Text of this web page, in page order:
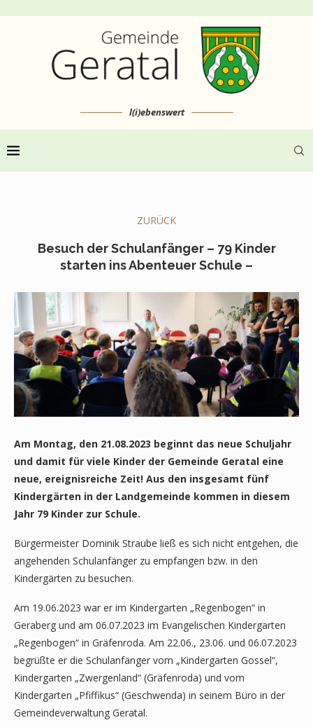
l(i)ebenswert
ZURÜCK
Besuch der Schulanfänger – 79 Kinder
starten ins Abenteuer Schule –
Am Montag, den 21.08.2023 beginnt das neue Schuljahr
und damit für viele Kinder der Gemeinde Geratal eine
neue, ereignisreiche Zeit! Aus den insgesamt fünf
Kindergärten in der Landgemeinde kommen in diesem
Jahr 79 Kinder zur Schule.
Bürgermeister Dominik Straube ließ es sich nicht entgehen, die
angehenden Schulanfänger zu empfangen bzw. in den
Kindergärten zu besuchen.
Am 19.06.2023 war er im Kindergarten „Regenbogen“ in
Geraberg und am 06.07.2023 im Evangelischen Kindergarten
„Regenbogen“ in Gräfenroda. Am 22.06., 23.06. und 06.07.2023
begrüßte er die Schulanfänger vom „Kindergarten Gossel“,
Kindergarten „Zwergenland“ (Gräfenroda) und vom
Kindergarten „Pfiffikus“ (Geschwenda) in seinem Büro in der
Gemeindeverwaltung Geratal.